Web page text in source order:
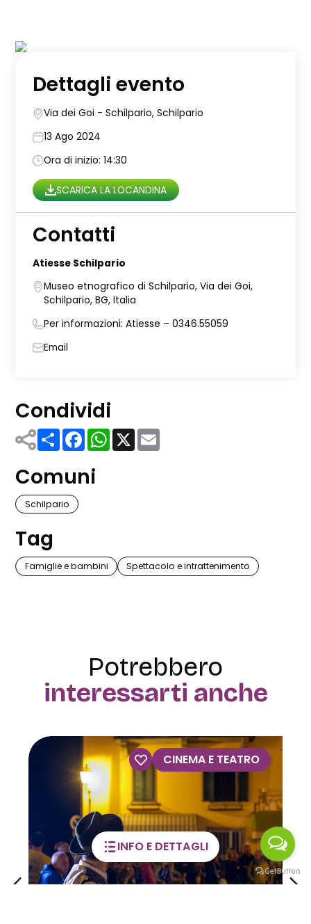
INFO E DETTAGLI
Dettagli evento
Via dei Goi - Schilpario, Schilpario
13 Ago 2024
Ora di inizio: 14:30
SCARICA LA LOCANDINA
Contatti
Atiesse Schilpario
Museo etnografico di Schilpario, Via dei Goi,
Schilpario, BG, Italia
Per informazioni: Atiesse – 0346.55059
Email
Condividi
ShareFacebook
WhatsApp
X
Comuni
Schilpario
Tag
Famiglie e bambini Spettacolo e intrattenimento
Potrebbero
interessarti anche
VISITE GUIDATE